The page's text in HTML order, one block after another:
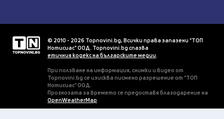
© 2010 - 2026 Topnovini.bg, Всички права запазени "ТОП
Нотисиас" ООД. Topnovini.bg спазва
етичния кодекс на българските медии.
При ползване на информация, снимки и видео от
Topnovini.bg се изисква писмено разрешение от "ТОП
Нотисиас" ООД.
Прогнозата за времето се предоставя благодарение на
OpenWeatherMap.